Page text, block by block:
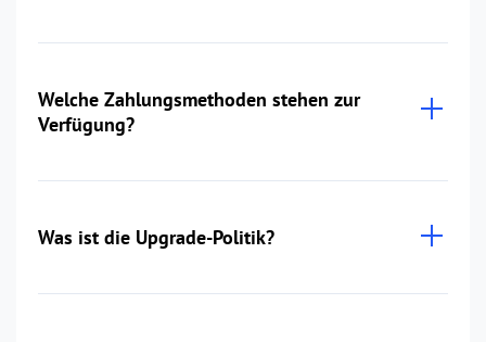
Welche Zahlungsmethoden stehen zur
Verfügung?
Was ist die Upgrade-Politik?